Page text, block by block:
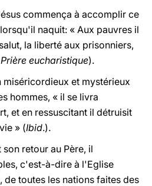
commença à accomplir ce
naquit: « Aux pauvres il
la liberté aux prisonniers,
Prière eucharistique).
miséricordieux et mystérieux
hommes, « il se livra
et en ressuscitant il détruisit
» (Ibid.).
retour au Père, il
c'est-à-dire à l'Eglise
de toutes les nations faites des